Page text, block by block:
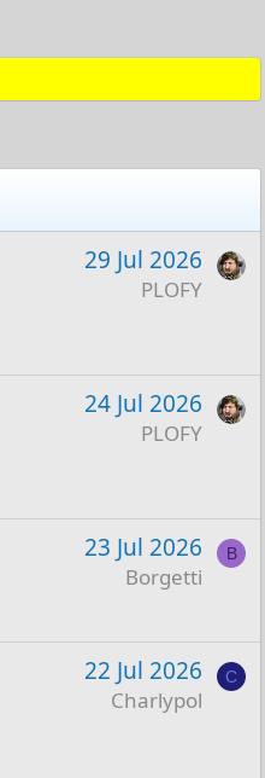
29 Jul 2026
PLOFY
24 Jul 2026
PLOFY
23 Jul 2026
Borgetti
B
22 Jul 2026
Charlypol
C